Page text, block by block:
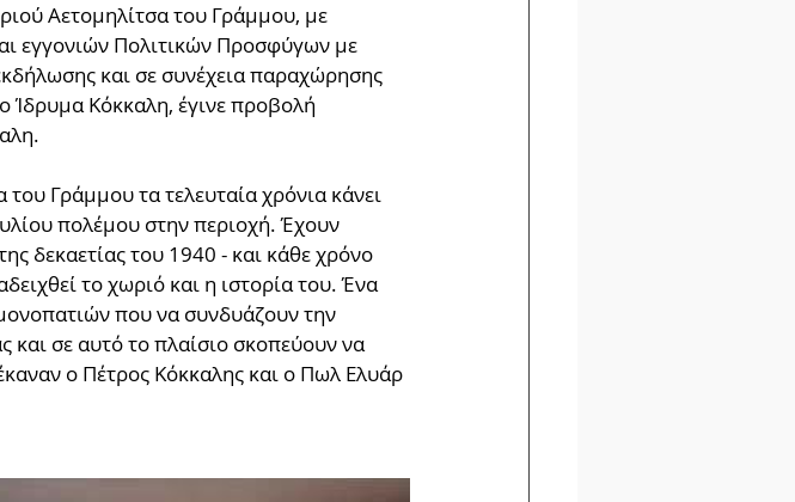
Αετομηλίτσα του Γράμμου, με
εγγονιών Πολιτικών Προσφύγων με
και σε συνέχεια παραχώρησης
Ίδρυμα Κόκκαλη, έγινε προβολή
Γράμμου τα τελευταία χρόνια κάνει
πολέμου στην περιοχή. Έχουν
δεκαετίας του 1940 - και κάθε χρόνο
το χωριό και η ιστορία του. Ένα
που να συνδυάζουν την
και σε αυτό το πλαίσιο σκοπεύουν να
ο Πέτρος Κόκκαλης και ο Πωλ Ελυάρ